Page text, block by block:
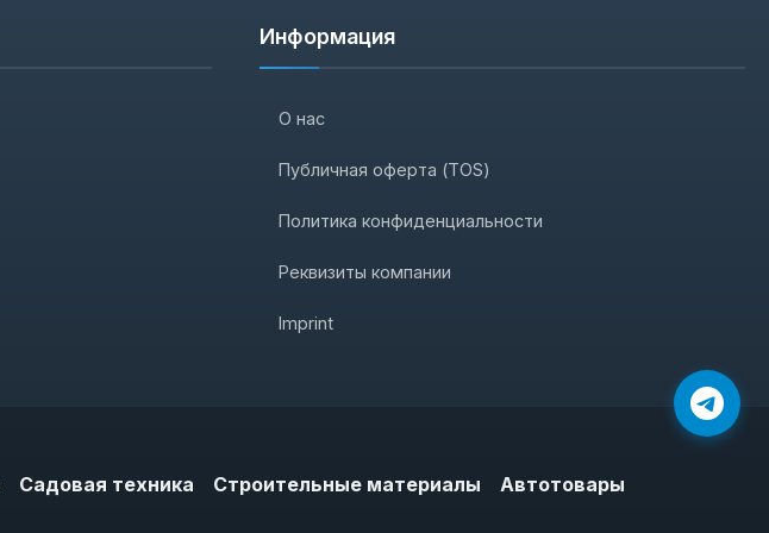
Информация
О нас
Публичная оферта (TOS)
Политика конфиденциальности
Реквизиты компании
Imprint
Садовая техника Строительные материалы Автотовары